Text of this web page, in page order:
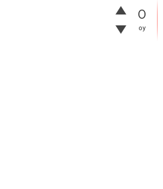
0
oy